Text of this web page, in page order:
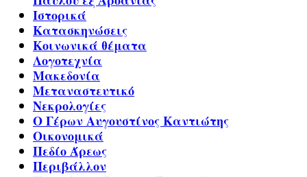
Ιστορικά
Κατασκηνώσεις
Κοινωνικά θέματα
Λογοτεχνία
Μακεδονία
Μεταναστευτικό
Νεκρολογίες
Ο Γέρων Αυγουστίνος Καντιώτης
Οικονομικά
Πεδίο Άρεως
Περιβάλλον